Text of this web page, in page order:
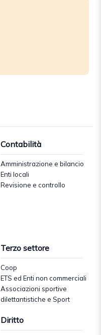
Contabilità
Amministrazione e bilancio
Enti locali
Revisione e controllo
Terzo settore
Coop
ETS ed Enti non commerciali
Associazioni sportive
dilettantistiche e Sport
Diritto